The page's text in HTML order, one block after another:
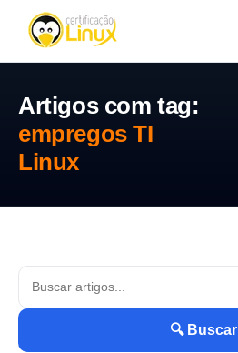
Artigos com tag:
empregos TI
Linux
🔍 Buscar